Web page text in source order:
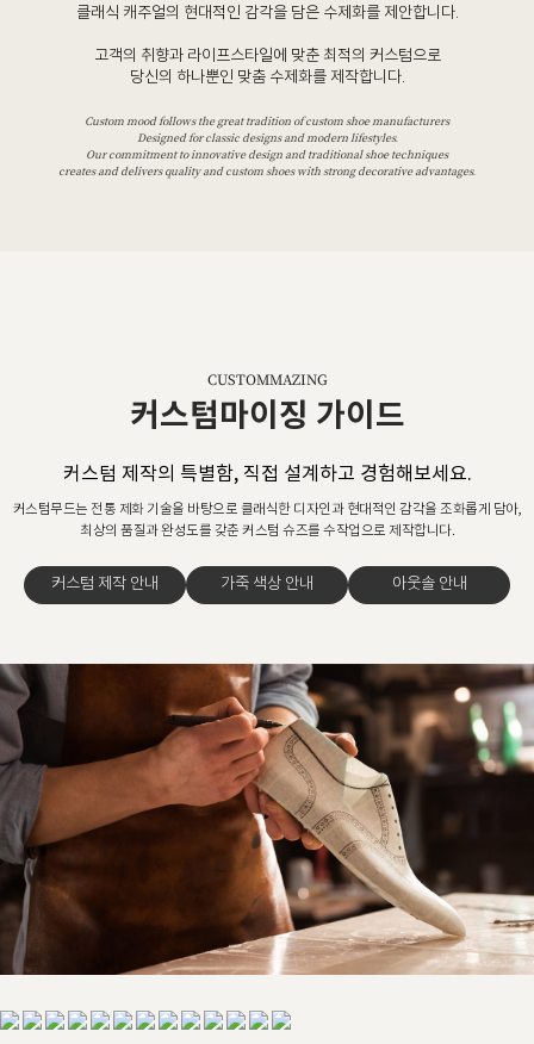
클래식 캐주얼의 현대적인 감각을 담은 수제화를 제안합니다.
고객의 취향과 라이프스타일에 맞춘 최적의 커스텀으로
당신의 하나뿐인 맞춤 수제화를 제작합니다.
Custom mood follows the great tradition of custom shoe manufacturers
Designed for classic designs and modern lifestyles.
Our commitment to innovative design and traditional shoe techniques
creates and delivers quality and custom shoes with strong decorative advantages.
CUSTOMMAZING
커스텀마이징 가이드
커스텀 제작의 특별함, 직접 설계하고 경험해보세요.
커스텀무드는 전통 제화 기술을 바탕으로 클래식한 디자인과 현대적인 감각을 조화롭게 담아,
최상의 품질과 완성도를 갖춘 커스텀 슈즈를 수작업으로 제작합니다.
커스텀 제작 안내 가죽 색상 안내 아웃솔 안내